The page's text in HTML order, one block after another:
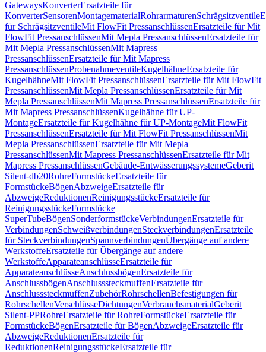
GatewaysKonverterErsatzteile für
KonverterSensorenMontagematerialRohrarmaturenSchrägsitzventile
für SchrägsitzventileMit FlowFit PressanschlüssenErsatzteile für Mit
FlowFit PressanschlüssenMit Mepla PressanschlüssenErsatzteile für
Mit Mepla PressanschlüssenMit Mapress
PressanschlüssenErsatzteile für Mit Mapress
PressanschlüssenProbenahmeventileKugelhähneErsatzteile für
KugelhähneMit FlowFit PressanschlüssenErsatzteile für Mit FlowFit
PressanschlüssenMit Mepla PressanschlüssenErsatzteile für Mit
Mepla PressanschlüssenMit Mapress PressanschlüssenErsatzteile für
Mit Mapress PressanschlüssenKugelhähne für UP-
MontageErsatzteile für Kugelhähne für UP-MontageMit FlowFit
PressanschlüssenErsatzteile für Mit FlowFit PressanschlüssenMit
Mepla PressanschlüssenErsatzteile für Mit Mepla
PressanschlüssenMit Mapress PressanschlüssenErsatzteile für Mit
Mapress PressanschlüssenGebäude-EntwässerungssystemeGeberit
Silent-db20RohreFormstückeErsatzteile für
FormstückeBögenAbzweigeErsatzteile für
AbzweigeReduktionenReinigungsstückeErsatzteile für
ReinigungsstückeFormstücke
SuperTubeBögenSonderformstückeVerbindungenErsatzteile für
VerbindungenSchweißverbindungenSteckverbindungenErsatzteile
für SteckverbindungenSpannverbindungenÜbergänge auf andere
WerkstoffeErsatzteile für Übergänge auf andere
WerkstoffeApparateanschlüsseErsatzteile für
ApparateanschlüsseAnschlussbögenErsatzteile für
AnschlussbögenAnschlusssteckmuffenErsatzteile für
AnschlusssteckmuffenZubehörRohrschellenBefestigungen für
RohrschellenVerschlüsseDichtungenVerbrauchsmaterialGeberit
Silent-PPRohreErsatzteile für RohreFormstückeErsatzteile für
FormstückeBögenErsatzteile für BögenAbzweigeErsatzteile für
AbzweigeReduktionenErsatzteile für
ReduktionenReinigungsstückeErsatzteile für